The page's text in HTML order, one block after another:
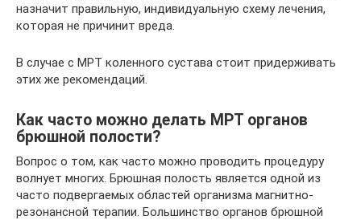
назначит правильную, индивидуальную схему лечения,
которая не причинит вреда.
В случае с МРТ коленного сустава стоит придерживать
этих же рекомендаций.
Как часто можно делать МРТ органов
брюшной полости?
Вопрос о том, как часто можно проводить процедуру
волнует многих. Брюшная полость является одной из
часто подвергаемых областей организма магнитно-
резонансной терапии. Большинство органов брюшной